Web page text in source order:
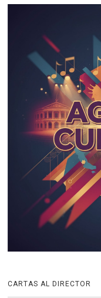
CARTAS AL DIRECTOR